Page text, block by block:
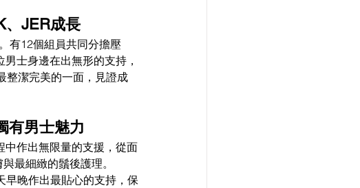
、JER成長
有12個組員共同分擔壓
男士身邊在出無形的支持，
整潔完美的一面，見證成
有男士魅力
中作出無限量的支援，從面
最細緻的鬚後護理。
早晚作出最貼心的支持，保